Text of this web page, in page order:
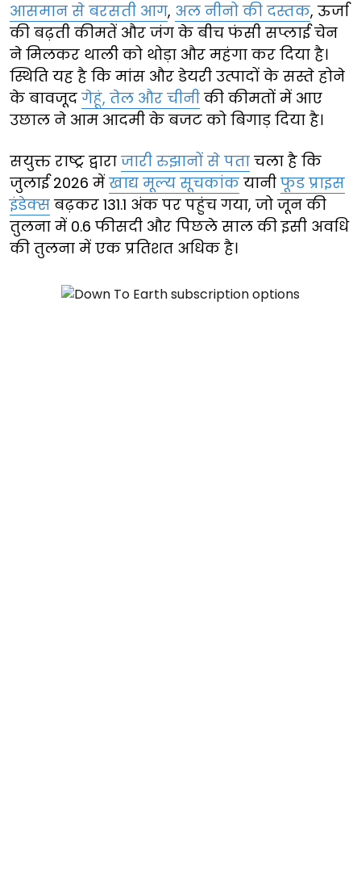
आसमान से बरसती आग, अल नीनो की दस्तक, ऊर्जा
की बढ़ती कीमतें और जंग के बीच फंसी सप्लाई चेन
ने मिलकर थाली को थोड़ा और महंगा कर दिया है।
स्थिति यह है कि मांस और डेयरी उत्पादों के सस्ते होने
के बावजूद गेहूं, तेल और चीनी की कीमतों में आए
उछाल ने आम आदमी के बजट को बिगाड़ दिया है।
सयुक्त राष्ट्र द्वारा जारी रुझानों से पता चला है कि
जुलाई 2026 में खाद्य मूल्य सूचकांक यानी फूड प्राइस
इंडेक्स बढ़कर 131.1 अंक पर पहुंच गया, जो जून की
तुलना में 0.6 फीसदी और पिछले साल की इसी अवधि
की तुलना में एक प्रतिशत अधिक है।